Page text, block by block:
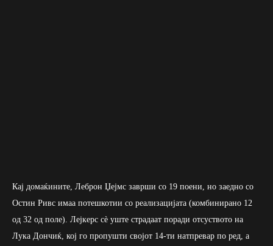
Кај домаќините, Леброн Џејмс заврши со 19 поени, но заедно со
Остин Ривс имаа потешкотии со реализацијата (комбинирано 12
од 32 од поле). Лејкерс сè уште страдаат поради отсуството на
Лука Дончиќ, кој го пропушти својот 14-ти натпревар по ред, а